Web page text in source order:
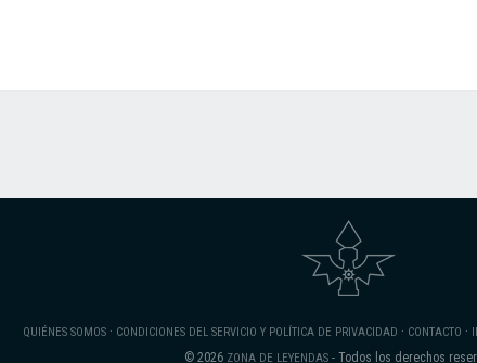
QUIÉNES SOMOS· CONDICIONES DEL SERVICIO Y POLÍTICA DE PRIVACIDAD · CONTACTO ·
© 2026 ZONA DE LEYENDAS- Todos los derechos